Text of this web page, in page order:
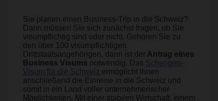
Sie planen einen Business-Trip in die Schweiz?
Dann müssen Sie sich zunächst fragen, ob Sie
visumpflichtig sind oder nicht. Gehören Sie zu
den über 100 visumpflichtigen
Drittstaatsangehörigen, dann ist der Antrag eines
Business Visums notwendig. Das Schengen-
Visum für die Schweiz ermöglicht Ihnen
anschließend die Einreise in die Schweiz und
somit in ein Land voller unternehmerischer
Möglichkeiten. Mit einer stabilen Wirtschaft, einem